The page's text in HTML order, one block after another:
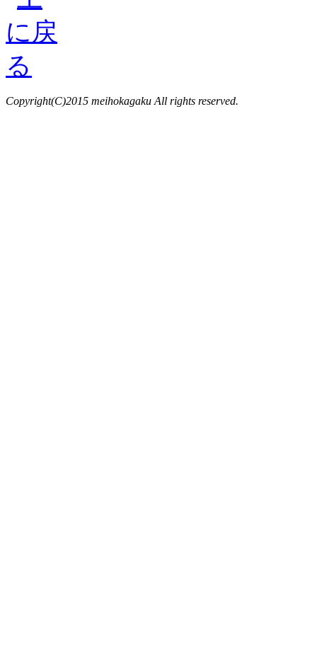
Copyright(C)2015 meihokagaku All rights reserved.